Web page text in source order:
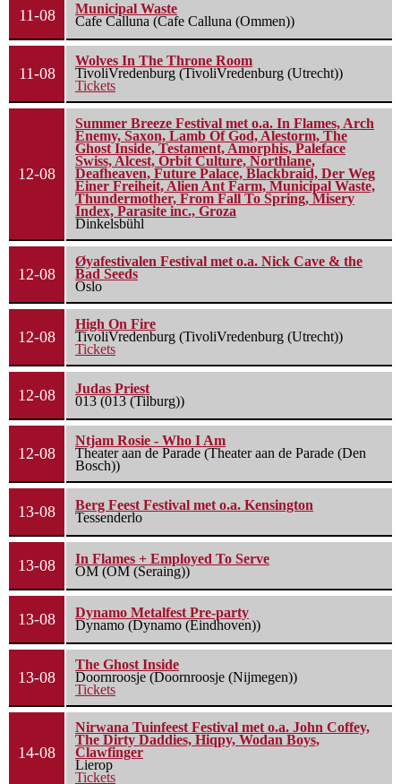
11-08
Municipal Waste
Cafe Calluna (Cafe Calluna (Ommen))
11-08
Wolves In The Throne Room
TivoliVredenburg (TivoliVredenburg (Utrecht))
Tickets
12-08
Summer Breeze Festival met o.a. In Flames, Arch
Enemy, Saxon, Lamb Of God, Alestorm, The
Ghost Inside, Testament, Amorphis, Paleface
Swiss, Alcest, Orbit Culture, Northlane,
Deafheaven, Future Palace, Blackbraid, Der Weg
Einer Freiheit, Alien Ant Farm, Municipal Waste,
Thundermother, From Fall To Spring, Misery
Index, Parasite inc., Groza
Dinkelsbühl
12-08
Øyafestivalen Festival met o.a. Nick Cave & the
Bad Seeds
Oslo
12-08
High On Fire
TivoliVredenburg (TivoliVredenburg (Utrecht))
Tickets
12-08
Judas Priest
013 (013 (Tilburg))
12-08
Ntjam Rosie - Who I Am
Theater aan de Parade (Theater aan de Parade (Den
Bosch))
13-08
Berg Feest Festival met o.a. Kensington
Tessenderlo
13-08
In Flames + Employed To Serve
OM (OM (Seraing))
13-08
Dynamo Metalfest Pre-party
Dynamo (Dynamo (Eindhoven))
13-08
The Ghost Inside
Doornroosje (Doornroosje (Nijmegen))
Tickets
14-08
Nirwana Tuinfeest Festival met o.a. John Coffey,
The Dirty Daddies, Hiqpy, Wodan Boys,
Clawfinger
Lierop
Tickets